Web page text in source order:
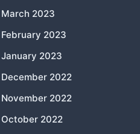
March 2023
February 2023
January 2023
December 2022
November 2022
October 2022